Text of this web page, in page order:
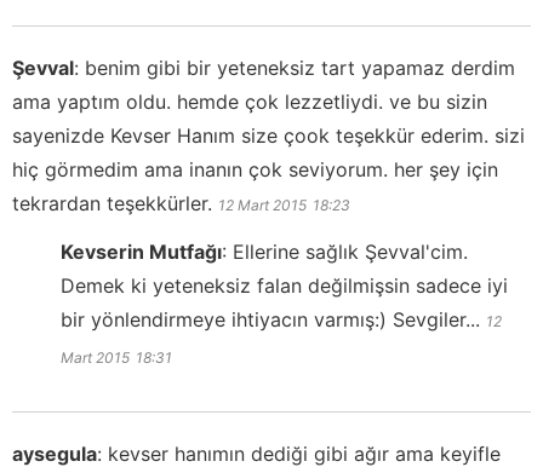
Şevval: benim gibi bir yeteneksiz tart yapamaz derdim
ama yaptım oldu. hemde çok lezzetliydi. ve bu sizin
sayenizde Kevser Hanım size çook teşekkür ederim. sizi
hiç görmedim ama inanın çok seviyorum. her şey için
tekrardan teşekkürler. 12 Mart 2015 18:23
Kevserin Mutfağı: Ellerine sağlık Şevval'cim.
Demek ki yeteneksiz falan değilmişsin sadece iyi
bir yönlendirmeye ihtiyacın varmış:) Sevgiler... 12
Mart 2015 18:31
aysegula: kevser hanımın dediği gibi ağır ama keyifle